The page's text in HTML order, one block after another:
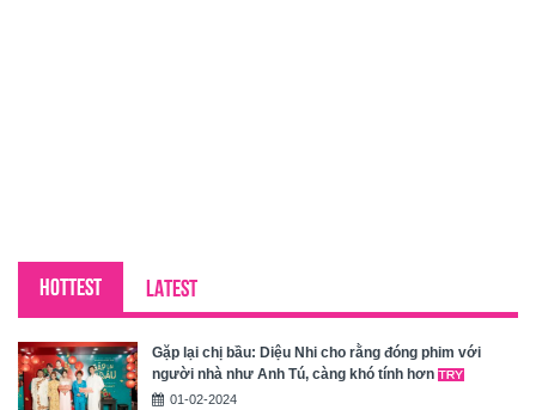
HOTTEST LATEST
Gặp lại chị bầu: Diệu Nhi cho rằng đóng phim với
người nhà như Anh Tú, càng khó tính hơn
01-02-2024